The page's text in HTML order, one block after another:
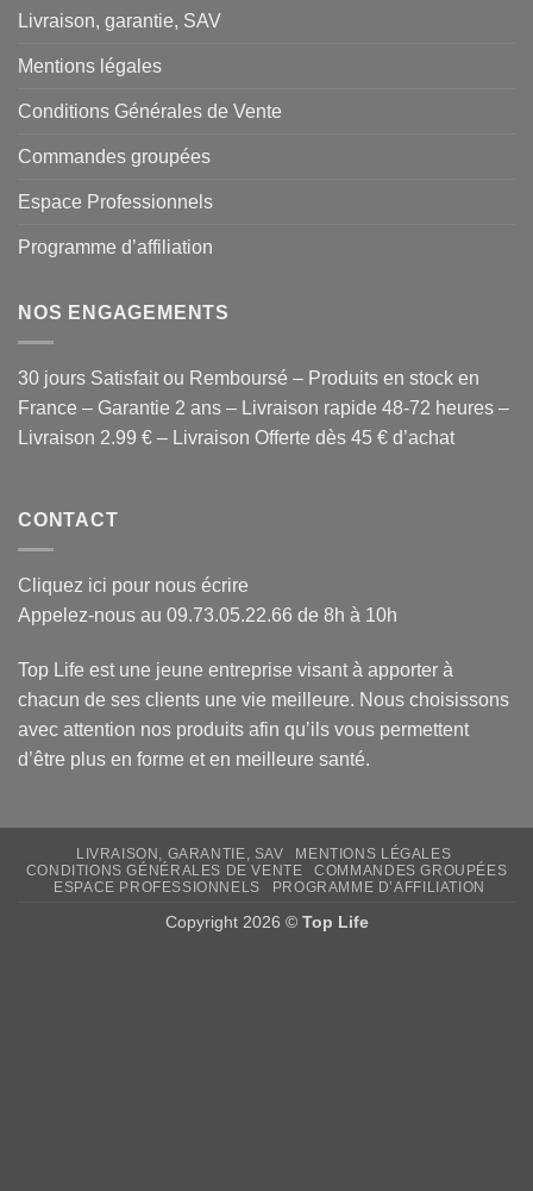
Livraison, garantie, SAV
Mentions légales
Conditions Générales de Vente
Commandes groupées
Espace Professionnels
Programme d’affiliation
NOS ENGAGEMENTS
30 jours Satisfait ou Remboursé – Produits en stock en
France – Garantie 2 ans – Livraison rapide 48-72 heures –
Livraison 2.99 € – Livraison Offerte dès 45 € d’achat
CONTACT
Cliquez ici pour nous écrire
Appelez-nous au 09.73.05.22.66 de 8h à 10h
Top Life est une jeune entreprise visant à apporter à
chacun de ses clients une vie meilleure. Nous choisissons
avec attention nos produits afin qu’ils vous permettent
d’être plus en forme et en meilleure santé.
LIVRAISON, GARANTIE, SAV
MENTIONS LÉGALES
CONDITIONS GÉNÉRALES DE VENTE
COMMANDES GROUPÉES
ESPACE PROFESSIONNELS
PROGRAMME D’AFFILIATION
Copyright 2026 © Top Life